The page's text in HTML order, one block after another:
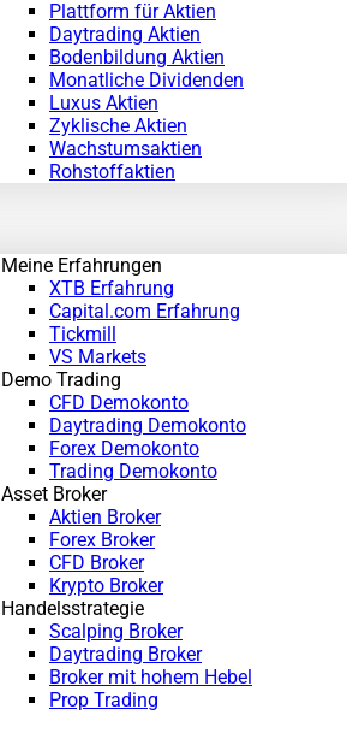
Plattform für Aktien
Daytrading Aktien
Bodenbildung Aktien
Monatliche Dividenden
Luxus Aktien
Zyklische Aktien
Wachstumsaktien
Rohstoffaktien
Meine Erfahrungen
XTB Erfahrung
Capital.com Erfahrung
Tickmill
VS Markets
Demo Trading
CFD Demokonto
Daytrading Demokonto
Forex Demokonto
Trading Demokonto
Asset Broker
Aktien Broker
Forex Broker
CFD Broker
Krypto Broker
Handelsstrategie
Scalping Broker
Daytrading Broker
Broker mit hohem Hebel
Prop Trading